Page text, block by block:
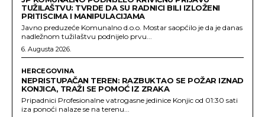
TUŽILAŠTVU: TVRDE DA SU RADNICI BILI IZLOŽENI
PRITISCIMA I MANIPULACIJAMA
Javno preduzeće Komunalno d.o.o. Mostar saopćilo je da je danas
nadležnom tužilaštvu podnijelo prvu...
6. Augusta 2026.
HERCEGOVINA
NEPRISTUPAČAN TEREN: RAZBUKTAO SE POŽAR IZNAD
KONJICA, TRAŽI SE POMOĆ IZ ZRAKA
Pripadnici Profesionalne vatrogasne jedinice Konjic od 01:30 sati
iza ponoći nalaze se na terenu...